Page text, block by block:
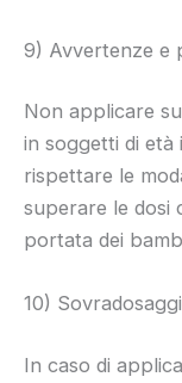
9) Avvertenze e
Non applicare
in soggetti di età
rispettare le
superare le dosi
portata dei
10)
In caso di